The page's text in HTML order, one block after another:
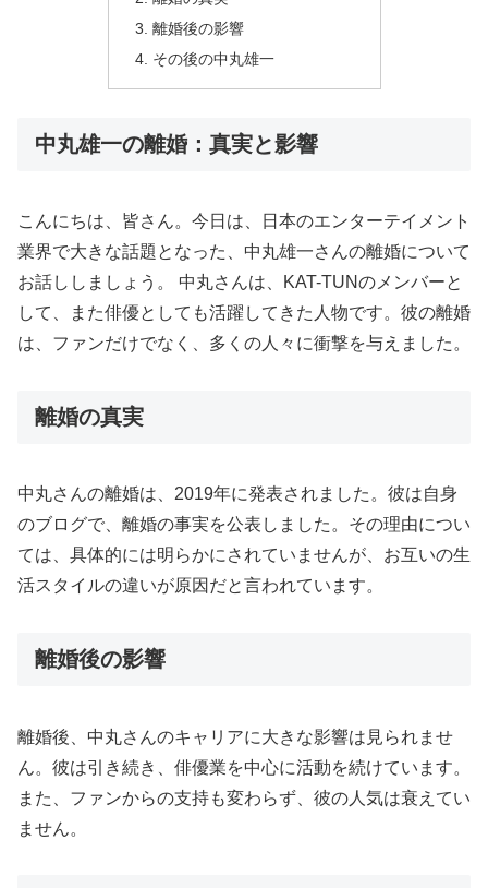
離婚後の影響
その後の中丸雄一
中丸雄一の離婚：真実と影響
こんにちは、皆さん。今日は、日本のエンターテイメント
業界で大きな話題となった、中丸雄一さんの離婚について
お話ししましょう。 中丸さんは、KAT-TUNのメンバーと
して、また俳優としても活躍してきた人物です。彼の離婚
は、ファンだけでなく、多くの人々に衝撃を与えました。
離婚の真実
中丸さんの離婚は、2019年に発表されました。彼は自身
のブログで、離婚の事実を公表しました。その理由につい
ては、具体的には明らかにされていませんが、お互いの生
活スタイルの違いが原因だと言われています。
離婚後の影響
離婚後、中丸さんのキャリアに大きな影響は見られませ
ん。彼は引き続き、俳優業を中心に活動を続けています。
また、ファンからの支持も変わらず、彼の人気は衰えてい
ません。